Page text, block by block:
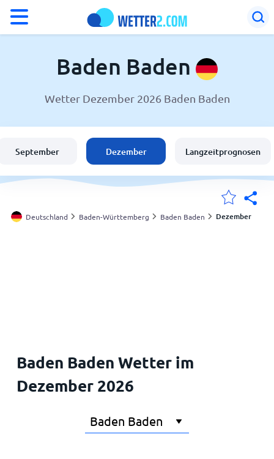
Wetter in Baden Baden
Schweiz
Österreich
Baden Baden
Wetter Dezember 2026 Baden Baden
September Dezember Langzeitprognosen
Deutschland Baden-Württemberg Baden Baden Dezember
Baden Baden Wetter im
Dezember 2026